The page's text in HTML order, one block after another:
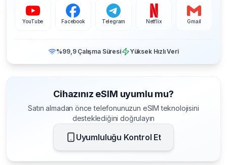
YouTube Facebook Telegram Netflix Gmail
%99,9 Çalışma Süresi Yüksek Hızlı Veri
Cihazınız eSIM uyumlu mu?
Satın almadan önce telefonunuzun eSIM teknolojisini
desteklediğini doğrulayın
Uyumluluğu Kontrol Et